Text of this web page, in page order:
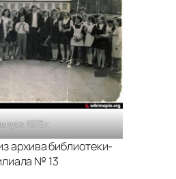
1975 г.
архива библиотеки-
№ 13